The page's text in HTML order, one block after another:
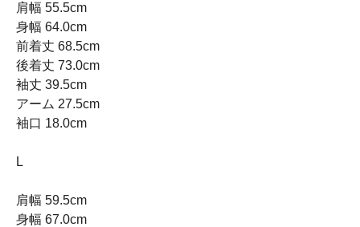
肩幅 55.5cm
身幅 64.0cm
前着丈 68.5cm
後着丈 73.0cm
袖丈 39.5cm
アーム 27.5cm
袖口 18.0cm
L
肩幅 59.5cm
身幅 67.0cm